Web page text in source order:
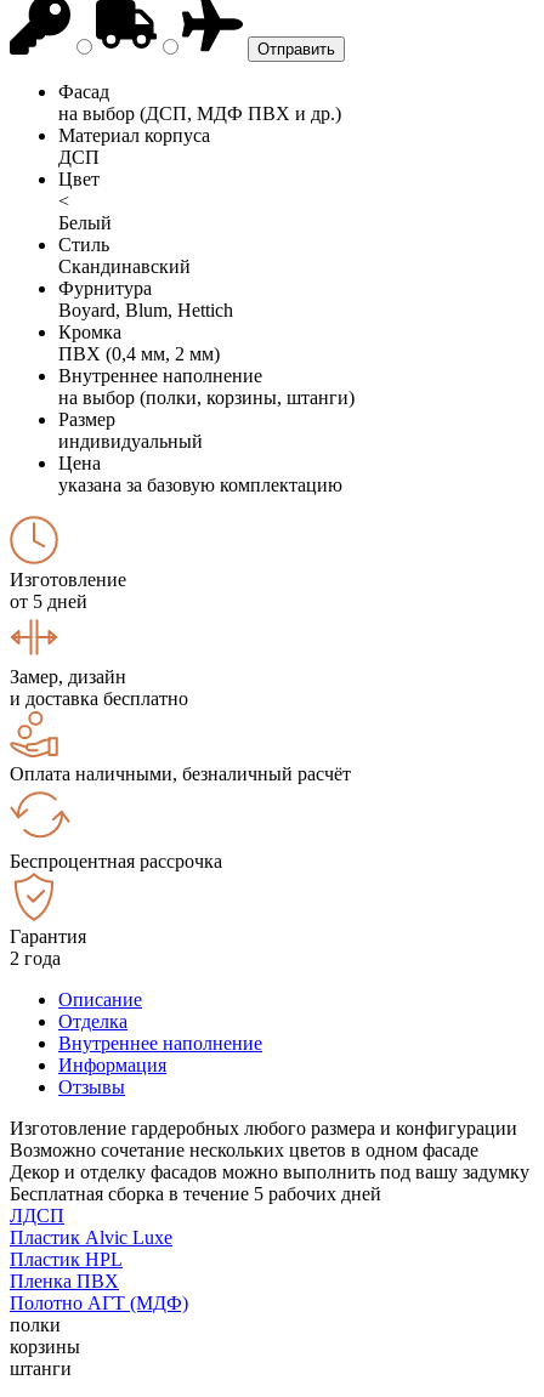
Фасад
на выбор (ДСП, МДФ ПВХ и др.)
Материал корпуса
ДСП
Цвет
<
Белый
Стиль
Скандинавский
Фурнитура
Boyard, Blum, Hettich
Кромка
ПВХ (0,4 мм, 2 мм)
Внутреннее наполнение
на выбор (полки, корзины, штанги)
Размер
индивидуальный
Цена
указана за базовую комплектацию
Изготовление
от 5 дней
Замер, дизайн
и доставка бесплатно
Оплата наличными, безналичный расчёт
Беспроцентная рассрочка
Гарантия
2 года
Описание
Отделка
Внутреннее наполнение
Информация
Отзывы
Изготовление гардеробных любого размера и конфигурации
Возможно сочетание нескольких цветов в одном фасаде
Декор и отделку фасадов можно выполнить под вашу задумку
Бесплатная сборка в течение 5 рабочих дней
ЛДСП
Пластик Alvic Luxe
Пластик HPL
Пленка ПВХ
Полотно АГТ (МДФ)
полки
корзины
штанги